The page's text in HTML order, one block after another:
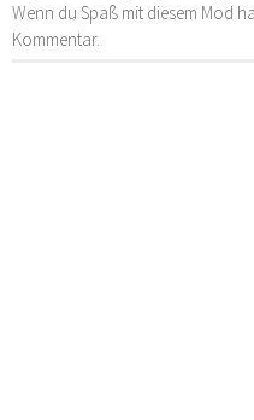
Wenn du Spaß mit diesem Mod
Kommentar.